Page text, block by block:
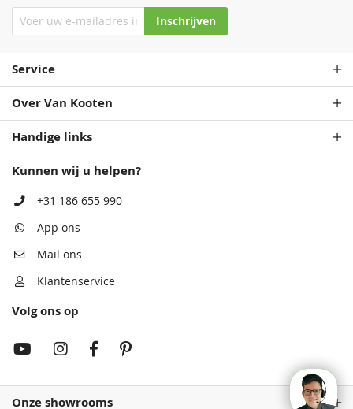
Inschrijven
Service
Over Van Kooten
Handige links
Kunnen wij u helpen?
+31 186 655 990
App ons
Mail ons
Klantenservice
Volg ons op
Onze showrooms